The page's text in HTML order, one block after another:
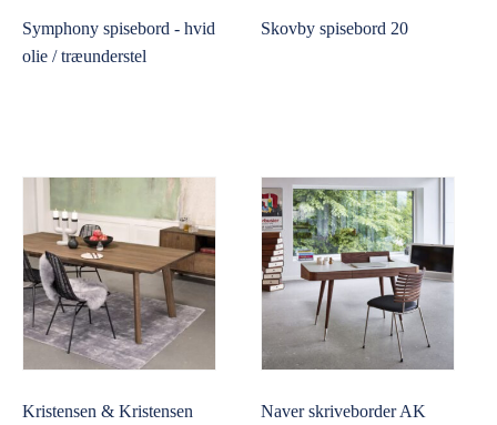
Symphony spisebord - hvid
olie / træunderstel
Skovby spisebord 20
Kristensen & Kristensen
Naver skriveborder AK